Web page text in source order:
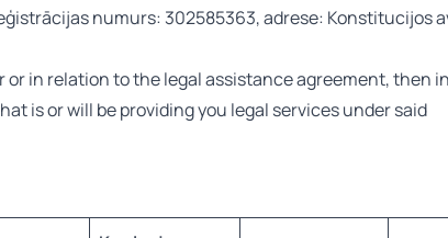
numurs: 302585363, adrese: Konstitucijos
or in relation to the legal assistance agreement, then in
is or will be providing you legal services under said